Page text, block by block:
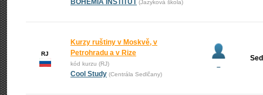
BOHEMIA INSTITUT (Jazyková škola)
RJ
Kurzy ruštiny v Moskvě, v
Petrohradu a v Rize
kód kurzu (RJ)
Cool Study (Centrála Sedlčany)
–